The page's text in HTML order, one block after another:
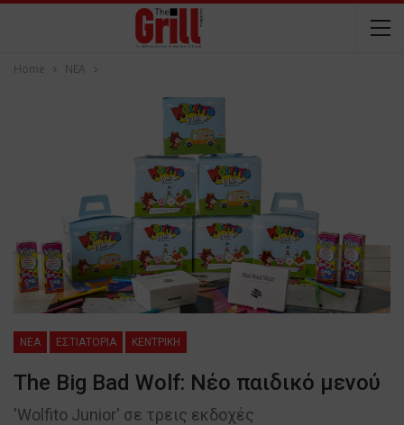
Home NEA
NEA ΕΣΤΙΑΤΟΡΙΑ ΚΕΝΤΡΙΚΗ
The Big Bad Wolf: Nέο παιδικό μενού
'Wolfito Junior' σε τρεις εκδοχές